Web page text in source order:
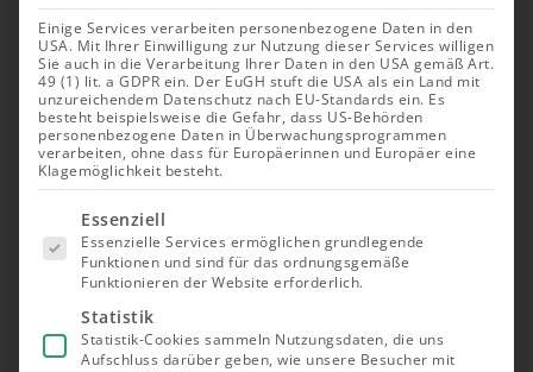
Einige Services verarbeiten personenbezogene Daten in den
USA. Mit Ihrer Einwilligung zur Nutzung dieser Services willigen
Sie auch in die Verarbeitung Ihrer Daten in den USA gemäß Art.
49 (1) lit. a GDPR ein. Der EuGH stuft die USA als ein Land mit
unzureichendem Datenschutz nach EU-Standards ein. Es
besteht beispielsweise die Gefahr, dass US-Behörden
personenbezogene Daten in Überwachungsprogrammen
verarbeiten, ohne dass für Europäerinnen und Europäer eine
Klagemöglichkeit besteht.
Es folgt
eine Liste
der Service-
Gruppen,
für die eine
Einwilligung
erteilt
werden
kann. Die
Essenziell
Essenzielle Services ermöglichen grundlegende
Funktionen und sind für das ordnungsgemäße
Funktionieren der Website erforderlich.
Statistik
Statistik-Cookies sammeln Nutzungsdaten, die uns
Aufschluss darüber geben, wie unsere Besucher mit